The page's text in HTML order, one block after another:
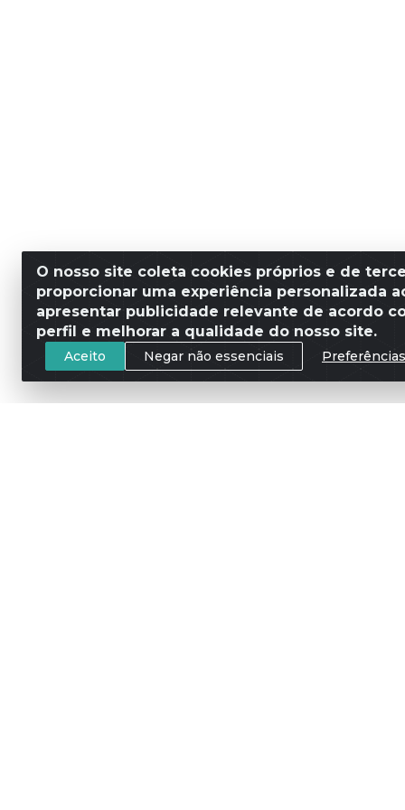
O nosso site coleta cookies próprios e de
proporcionar uma experiência personalizada
apresentar publicidade relevante de acordo
perfil e melhorar a qualidade do nosso site.
Aceito Negar não essenciais